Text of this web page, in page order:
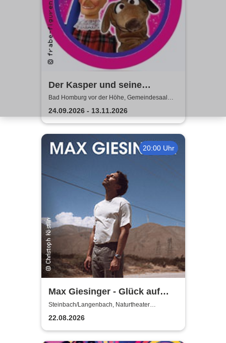
Der Kasper und seine
Freunde kommen zu euch!
frabe-figurentheater
Bad Homburg vor der Höhe, Gemeindesaal
Christuskirche
24.09.2026 - 13.11.2026
20:00 Uhr
Max Giesinger - Glück auf
den Straßen 2026
Steinbach/Langenbach, Naturtheater
Steinbach - Langenbach
22.08.2026